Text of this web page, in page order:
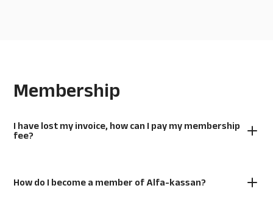
Membership
I have lost my invoice, how can I pay my membership
fee?
How do I become a member of Alfa-kassan?